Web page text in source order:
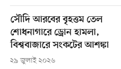
সৌদি আরবের বৃহত্তম তেল
শোধনাগারে ড্রোন হামলা,
বিশ্ববাজারে সংকটের আশঙ্কা
২৯ জুলাই ২০২৬